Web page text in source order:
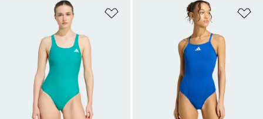
Lägg till på önskelistan